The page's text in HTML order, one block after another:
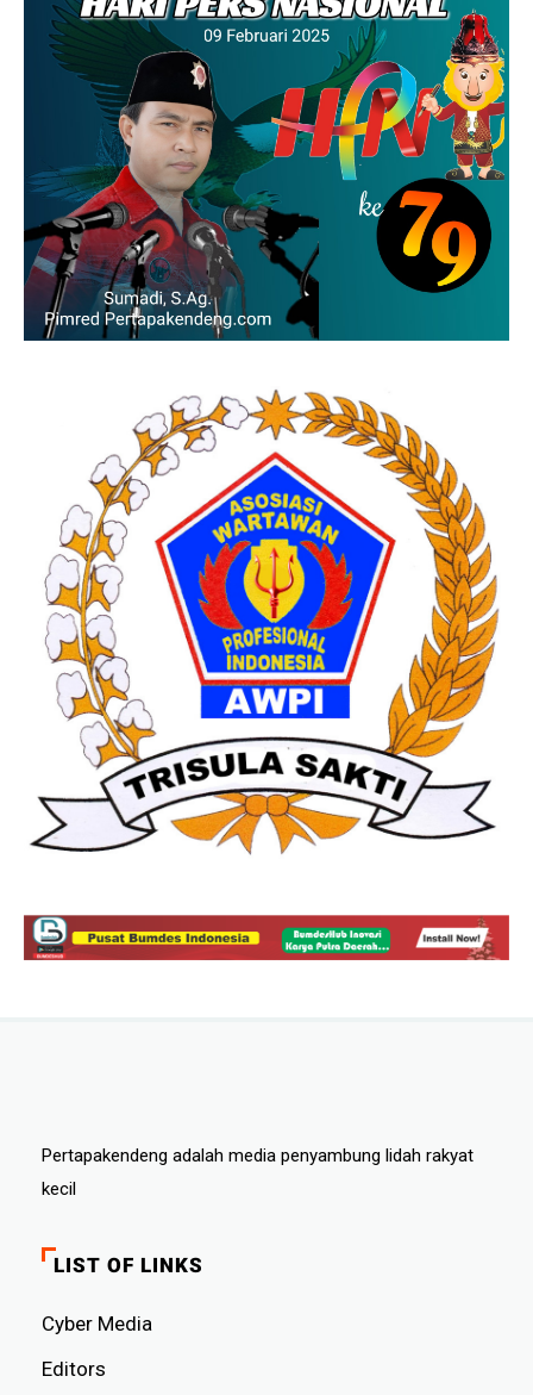
Pertapakendeng adalah media penyambung lidah rakyat
kecil
LIST OF LINKS
Cyber ​​Media
Editors